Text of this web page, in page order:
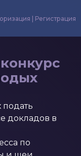
| Регистрация
докладов в
по